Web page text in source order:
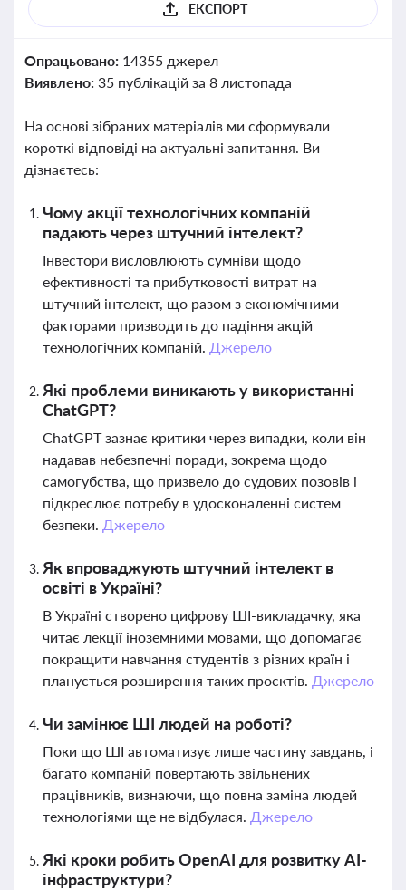
ЕКСПОРТ
Опрацьовано: 14355 джерел
Виявлено: 35 публікацій за 8 листопада
На основі зібраних матеріалів ми сформували
короткі відповіді на актуальні запитання. Ви
дізнаєтесь:
Чому акції технологічних компаній
падають через штучний інтелект?
Інвестори висловлюють сумніви щодо
ефективності та прибутковості витрат на
штучний інтелект, що разом з економічними
факторами призводить до падіння акцій
технологічних компаній. Джерело
Які проблеми виникають у використанні
ChatGPT?
ChatGPT зазнає критики через випадки, коли він
надавав небезпечні поради, зокрема щодо
самогубства, що призвело до судових позовів і
підкреслює потребу в удосконаленні систем
безпеки. Джерело
Як впроваджують штучний інтелект в
освіті в Україні?
В Україні створено цифрову ШІ-викладачку, яка
читає лекції іноземними мовами, що допомагає
покращити навчання студентів з різних країн і
планується розширення таких проєктів. Джерело
Чи замінює ШІ людей на роботі?
Поки що ШІ автоматизує лише частину завдань, і
багато компаній повертають звільнених
працівників, визнаючи, що повна заміна людей
технологіями ще не відбулася. Джерело
Які кроки робить OpenAI для розвитку AI-
інфраструктури?